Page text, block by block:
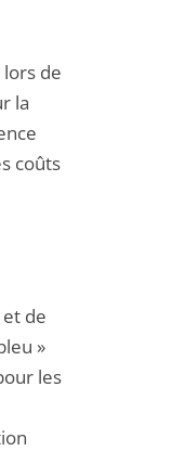
lors de
la
coûts
de
»
les